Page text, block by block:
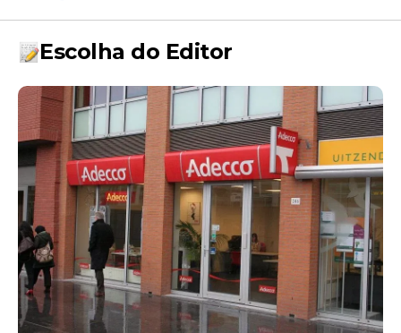
Escolha do Editor